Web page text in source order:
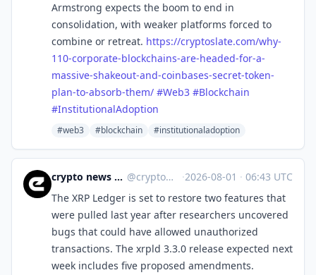
Armstrong expects the boom to end in
consolidation, with weaker platforms forced to
combine or retreat. https://cryptoslate.com/why-
110-corporate-blockchains-are-headed-for-a-
massive-shakeout-and-coinbases-secret-token-
plan-to-absorb-them/ #Web3 #Blockchain
#InstitutionalAdoption
#web3 #blockchain #institutionaladoption
crypto news 🧠 eicker.crypto @crypto@eicker.news ·2026-08-01 · 06:43 UTC
The XRP Ledger is set to restore two features that
were pulled last year after researchers uncovered
bugs that could have allowed unauthorized
transactions. The xrpld 3.3.0 release expected next
week includes five proposed amendments.